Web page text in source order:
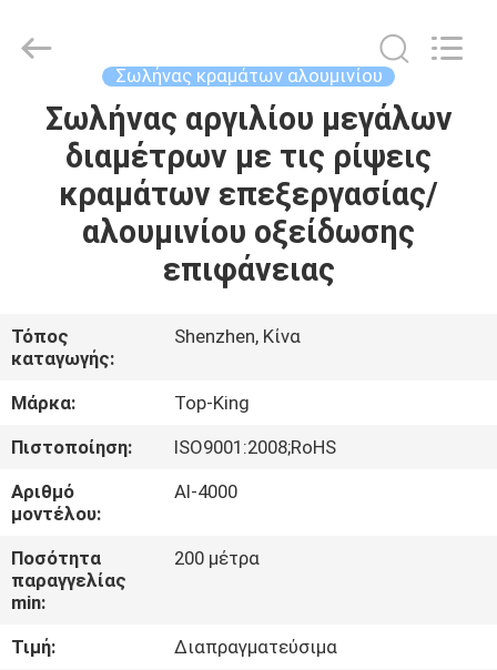
ΣΠΊΤΙ
ΠΡΟΪΌΝΤΑ
ΕΜΆΣ
ΕΠΙΣΚΈΨΕΙΣ
ΣΤΟ
ΕΡΓΟΣΤΆΣΙΟ
ΈΛΕΓΧΟΣ
ΠΟΙΌΤΗΤΑΣ
ΕΠΙΚΟΙΝΩΝΉΣΤΕ
Reserved.
Σωλήνας κραμάτων αλουμινίου
Σωλήνας αργιλίου μεγάλων
διαμέτρων με τις ρίψεις
κραμάτων επεξεργασίας/
αλουμινίου οξείδωσης
επιφάνειας
Τόπος
καταγωγής:
Shenzhen, Κίνα
Μάρκα:
Top-King
Πιστοποίηση:
ISO9001:2008;RoHS
Αριθμό
μοντέλου:
Al-4000
Ποσότητα
παραγγελίας
min:
200 μέτρα
Τιμή:
Διαπραγματεύσιμα